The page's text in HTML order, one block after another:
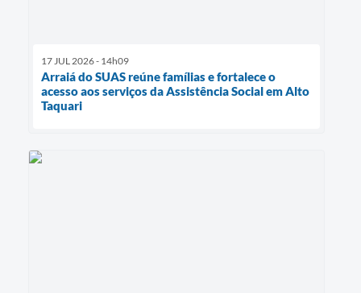
17 JUL 2026 - 14h09
Arraiá do SUAS reúne famílias e fortalece o
acesso aos serviços da Assistência Social em Alto
Taquari